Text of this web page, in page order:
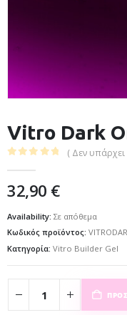
Vitro Dark
( Δεν υπάρχει
32,90 €
Availability: Σε απόθεμα
Κωδικός προϊόντος:
Κατηγορία: Vitro Builder Gel